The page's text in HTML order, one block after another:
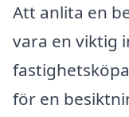
Att anlita en
vara en viktig
för en